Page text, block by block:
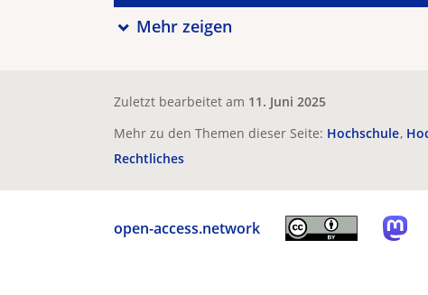
Mehr zeigen
Zuletzt bearbeitet am 11. Juni 2025
Mehr zu den Themen dieser Seite: Hochschule
Rechtliches
open-access.network